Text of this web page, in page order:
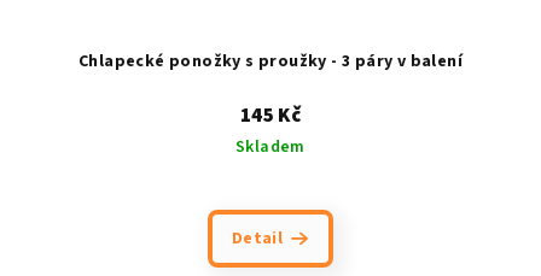
Chlapecké ponožky s proužky - 3 páry v balení
145 Kč
Skladem
Detail